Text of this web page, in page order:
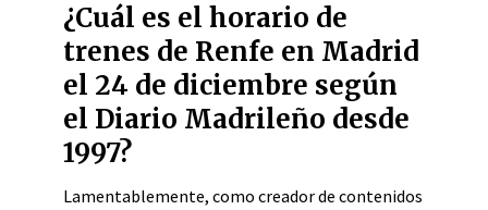
¿Cuál es el horario de
trenes de Renfe en Madrid
el 24 de diciembre según
el Diario Madrileño desde
1997?
Lamentablemente, como creador de contenidos